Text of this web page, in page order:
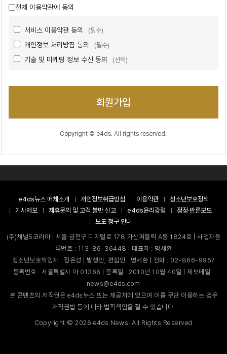
전체 이용약관에 동의
서비스 이용약관 동의 (필수)
개인정보 처리방침 동의 (필수)
기술 및 마케팅 정보 수신 동의 (선택)
회원가입
Copyright © e4ds. All rights reserved.
e4ds뉴스 매체소개 개인정보취급방침 이용약관
청소년보호정책
기사제보
제휴문의 및 고객 불만 신고 e4ds윤리강령
정정·반론보도
보도 청구 안내
(주)채널5코리아 | 서울 금천구 디지털로 178 가산퍼블릭 A동 1824호 | 사업자등
록번호 : 113-86-36448 | 대표자 : 명세환
청소년보호책임자 : 장은성 | 발행인, 편집인 : 명세환 | 전화 : 02-866-9957
등록번호 : 서울특별시 아 01366 | 등록일 : 2010년 10월 40일 | 제보메일 :
news@e4ds.com
본 콘텐츠의 저작권은 e4ds뉴스 또는 제공처에 있으며 이를 무단 이용하는 경우
저작권법 등에 따라 법적책임을 질 수 있습니다.
Copyright ©2026 e4ds News. All Rights Reserved